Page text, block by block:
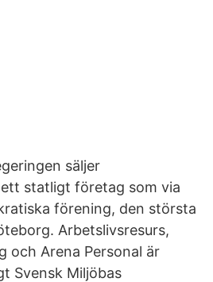
säljer
statligt företag som via
förening, den största
Arbetslivsresurs,
och Arena Personal är
Svensk Miljöbas